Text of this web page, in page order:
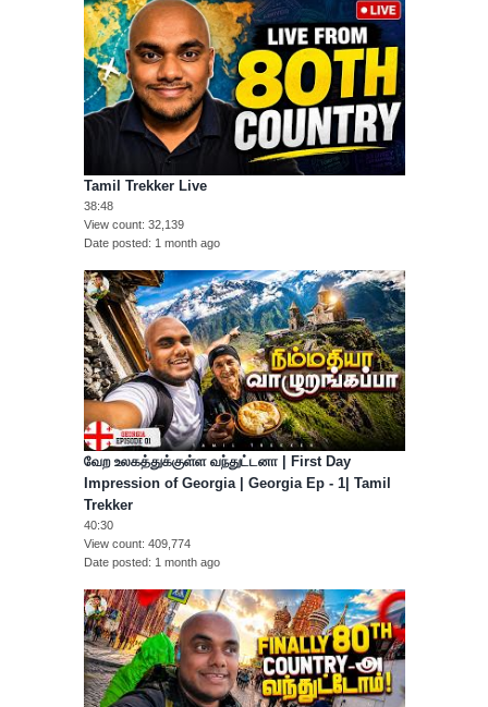
Tamil Trekker Live
38:48
View count 32,139
Date posted
1 month ago
வேற உலகத்துக்குள்ள வந்துட்டனா | First Day
Impression of Georgia | Georgia Ep - 1| Tamil
Trekker
40:30
View count 409,774
Date posted
1 month ago